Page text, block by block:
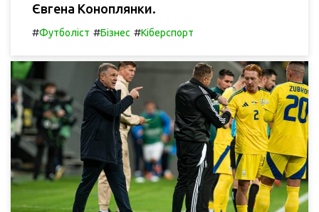
Євгена Коноплянки.
#Футболіст #Бізнес #Кіберспорт